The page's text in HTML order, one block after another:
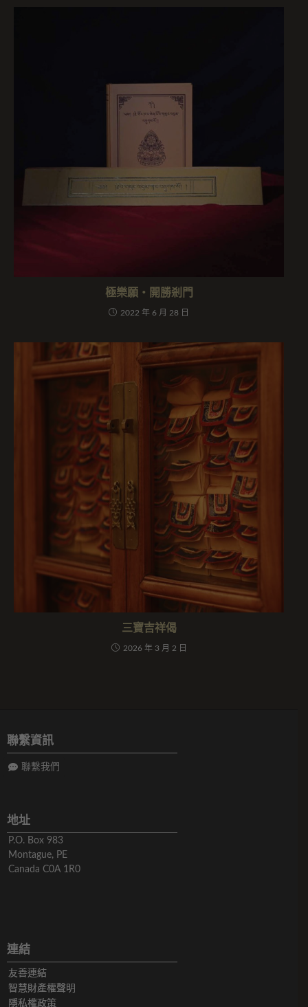
極樂願・開勝剎門
2022 年 6 月 28 日
三寶吉祥偈
2026 年 3 月 2 日
聯繫資訊
聯繫我們
地址
P.O. Box 983
Montague, PE
Canada C0A 1R0
連結
友善連結
智慧財產權聲明
隱私權政策